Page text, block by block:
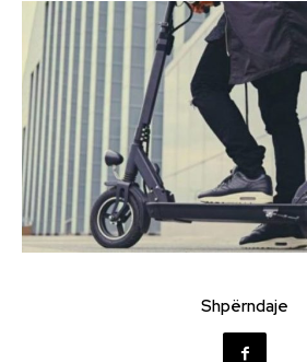
Shpërndaje